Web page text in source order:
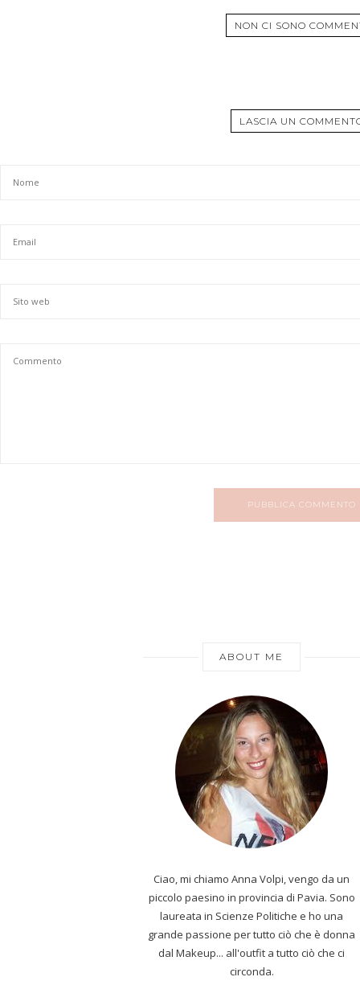
NON CI SONO
LASCIA UN
PUBBLICA COMMENTO
ABOUT ME
Ciao, mi chiamo Anna Volpi, vengo da un
piccolo paesino in provincia di Pavia. Sono
laureata in Scienze Politiche e ho una
grande passione per tutto ciò che è donna
dal Makeup... all'outfit a tutto ciò che ci
circonda.